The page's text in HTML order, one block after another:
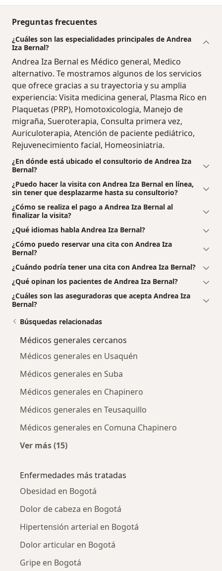
Preguntas frecuentes
¿Cuáles son las especialidades principales de Andrea
Iza Bernal?
Andrea Iza Bernal es Médico general, Medico
alternativo. Te mostramos algunos de los servicios
que ofrece gracias a su trayectoria y su amplia
experiencia: Visita medicina general, Plasma Rico en
Plaquetas (PRP), Homotoxicologia, Manejo de
migraña, Sueroterapia, Consulta primera vez,
Auriculoterapia, Atención de paciente pediátrico,
Rejuvenecimiento facial, Homeosiniatria.
¿En dónde está ubicado el consultorio de Andrea Iza
Bernal?
¿Puedo hacer la visita con Andrea Iza Bernal en línea,
sin tener que desplazarme hasta su consultorio?
¿Cómo se realiza el pago a Andrea Iza Bernal al
finalizar la visita?
¿Qué idiomas habla Andrea Iza Bernal?
¿Cómo puedo reservar una cita con Andrea Iza
Bernal?
¿Cuándo podría tener una cita con Andrea Iza Bernal?
¿Qué opinan los pacientes de Andrea Iza Bernal?
¿Cuáles son las aseguradoras que acepta Andrea Iza
Bernal?
Búsquedas relacionadas
Médicos generales cercanos
Médicos generales en Usaquén
Médicos generales en Suba
Médicos generales en Chapinero
Médicos generales en Teusaquillo
Médicos generales en Comuna Chapinero
Ver más (15)
Enfermedades más tratadas
Obesidad en Bogotá
Dolor de cabeza en Bogotá
Hipertensión arterial en Bogotá
Dolor articular en Bogotá
Gripe en Bogotá